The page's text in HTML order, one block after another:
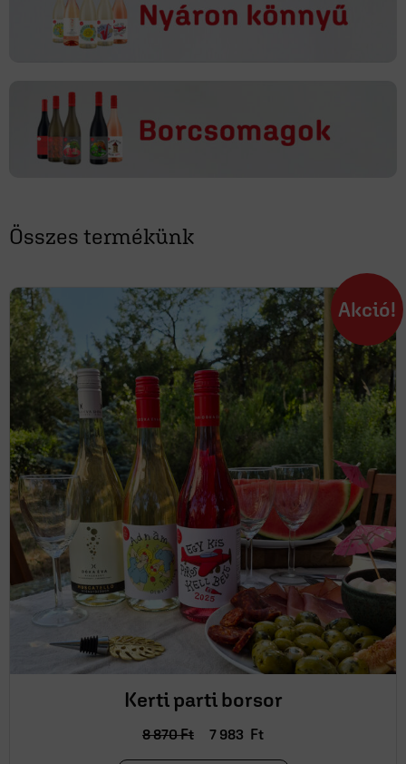
Összes termékünk
Akció!
Kerti parti borsor
8 870Ft 7 983 Ft